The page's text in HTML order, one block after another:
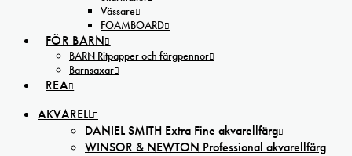
Vässare
FOAMBOARD
FÖR BARN
BARN Ritpapper och färgpennor
Barnsaxar
REA
AKVARELL
DANIEL SMITH Extra Fine akvarellfärg
WINSOR & NEWTON Professional akvarellfärg